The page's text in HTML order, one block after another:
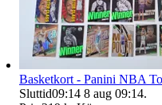
Basketkort - Panini NBA
Sluttid09:14 8 aug 09:14.